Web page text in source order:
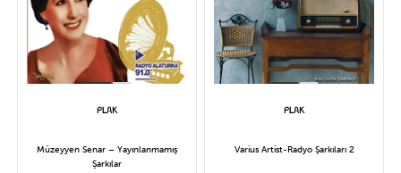
Müzeyyen Senar – Yayınlanmamış
Şarkılar
Varius Artist-Radyo Şarkıları 2